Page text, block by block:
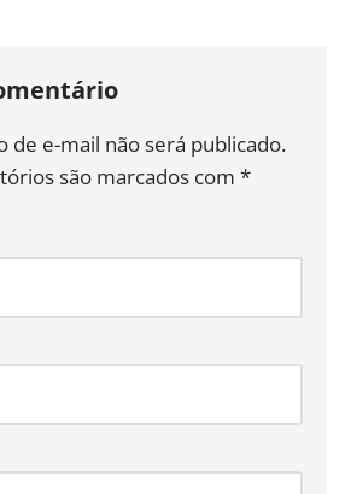
de e-mail não será publicado.
são marcados com *